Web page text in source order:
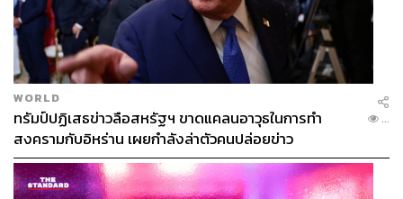
WORLD
ทรัมป์ปฏิเสธข่าวลือสหรัฐฯ ขาดแคลนอาวุธในการทำ
สงครามกับอิหร่าน เผยกำลังล่าตัวคนปล่อยข่าว
...